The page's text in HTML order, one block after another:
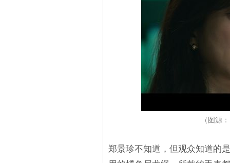
（图源
郑景珍不知道，但观众知道的